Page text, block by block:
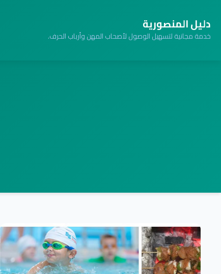
دليل المنصورية
خدمة مجانية لتسهيل الوصول لأصحاب المهن وأرباب الحرف.